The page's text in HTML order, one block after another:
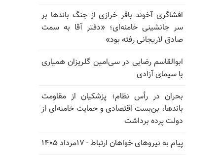
افشاگری آخوند باقر خرازی از جنگ باندها بر
سر جانشینی خامنه‌ای؛ «دفتر آقا به سمت
صادق لاریجانی رفته بود»
ابوالقاسم رضایی در سی‌امین گلریزان همیاری
با سیمای آزادی
بحران در رأس نظام؛ پزشکیان از مقاومت
باندها، بن‌بست اقتصادی و حمایت خامنه‌ای از
دولت پرده برداشت
پیام به نیروهای خواهان ارتباط - ۱۷مرداد ۱۴۰۵